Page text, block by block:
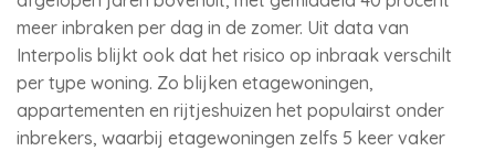
meer inbraken per dag in de zomer. Uit data van
Interpolis blijkt ook dat het risico op inbraak verschilt
per type woning. Zo blijken etagewoningen,
appartementen en rijtjeshuizen het populairst onder
inbrekers, waarbij etagewoningen zelfs 5 keer vaker